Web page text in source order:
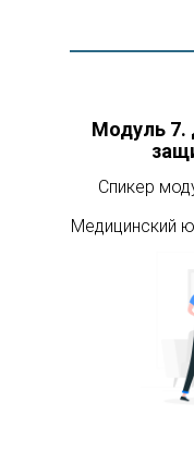
Модуль 7.
Спикер
Медицинский